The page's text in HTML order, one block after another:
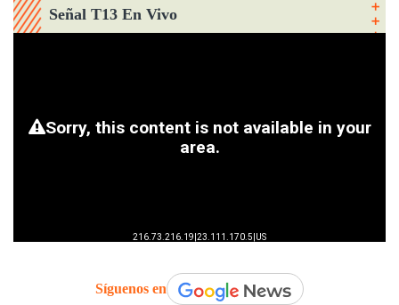
Señal T13 En Vivo
Síguenos en